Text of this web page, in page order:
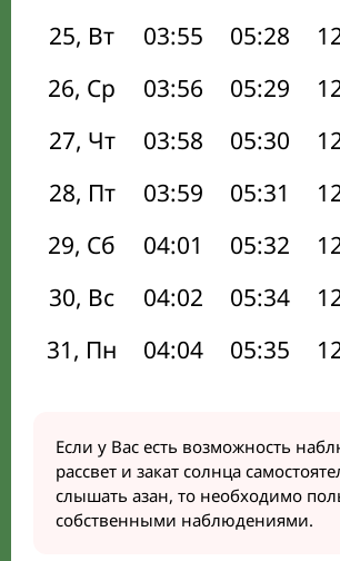
25, Вт
03:55 05:28
26, Ср
03:56 05:29
27, Чт
03:58 05:30
28, Пт
03:59 05:31
29, Сб
04:01 05:32
30, Вс
04:02 05:34
31, Пн
04:04 05:35
Если у Вас есть возможность
рассвет и закат солнца
слышать азан, то необходимо
собственными наблюдениями.